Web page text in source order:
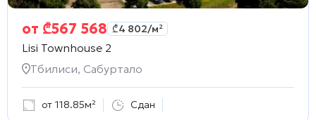
от ₾567 568 ₾4 802/м²
Lisi Townhouse 2
Тбилиси, Сабуртало
от 118.85м² Сдан